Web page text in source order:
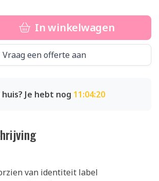
In winkelwagen
Vraag een offerte aan
Je hebt nog 11:04:19
van identiteit label